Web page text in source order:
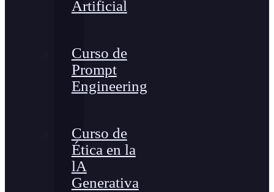
Artificial
Curso de
Prompt
Engineering
Curso de
Ética en la
lA
Generativa